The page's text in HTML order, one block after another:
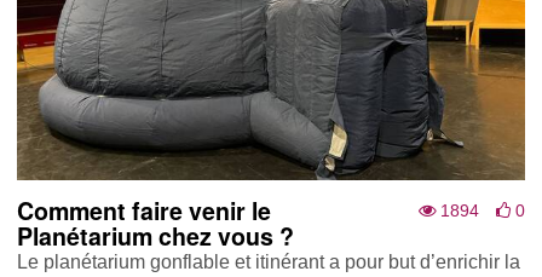
1894 0
Comment faire venir le
Planétarium chez vous ?
Le planétarium gonflable et itinérant a pour but d’enrichir la